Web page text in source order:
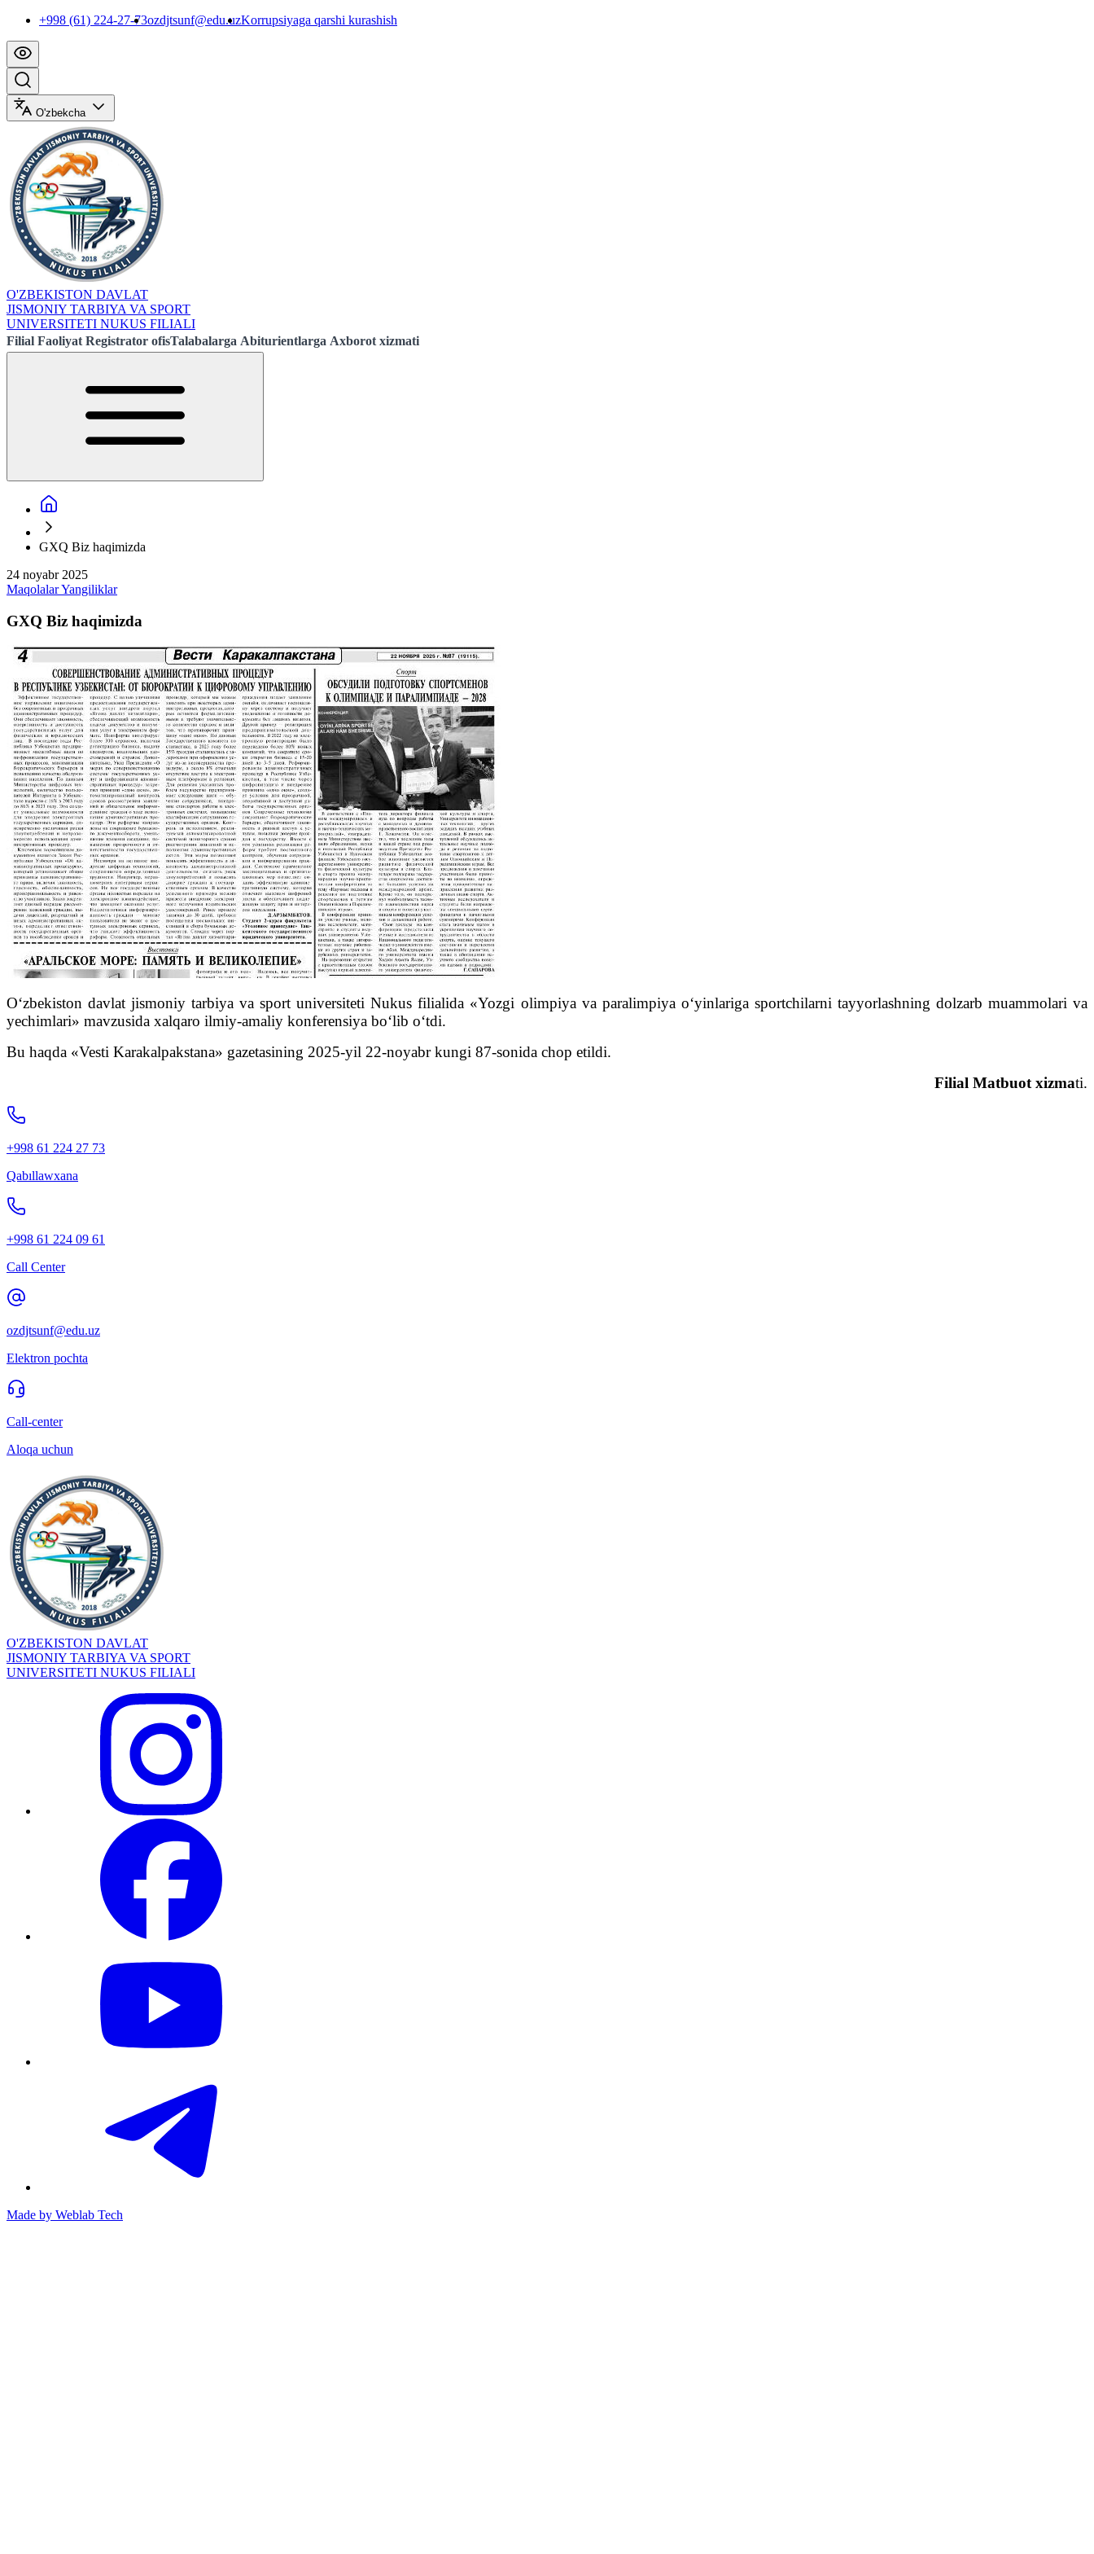
+998 (61) 224-27-73ozdjtsunf@edu.uzKorrupsiyaga qarshi kurashish
O'zbekcha
O'ZBEKISTON DAVLAT
JISMONIY TARBIYA VA SPORT
UNIVERSITETI NUKUS FILIALI
Filial Faoliyat Registrator ofisTalabalarga Abiturientlarga Axborot xizmati
GXQ Biz haqimizda
24 noyabr 2025
MaqolalarYangiliklar
GXQ Biz haqimizda
O‘zbekiston davlat jismoniy tarbiya va sport universiteti Nukus filialida «Yozgi olimpiya va paralimpiya o‘yinlariga sportchilarni tayyorlashning dolzarb muammolari va
yechimlari» mavzusida xalqaro ilmiy-amaliy konferensiya bo‘lib o‘tdi.
Bu haqda «Vesti Karakalpakstana» gazetasining 2025-yil 22-noyabr kungi 87-sonida chop etildi.
Filial Matbuot xizmati.
+998 61 224 27 73
Qabıllawxana
+998 61 224 09 61
Call Center
ozdjtsunf@edu.uz
Elektron pochta
Call-center
Aloqa uchun
O'ZBEKISTON DAVLAT
JISMONIY TARBIYA VA SPORT
UNIVERSITETI NUKUS FILIALI
Made by Weblab Tech